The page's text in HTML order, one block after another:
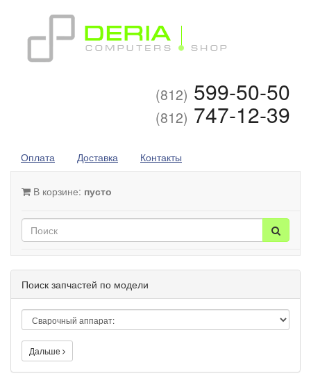
(812) 599-50-50
(812) 747-12-39
Оплата Доставка Контакты
В корзине: пусто
Поиск запчастей по модели
Дальше